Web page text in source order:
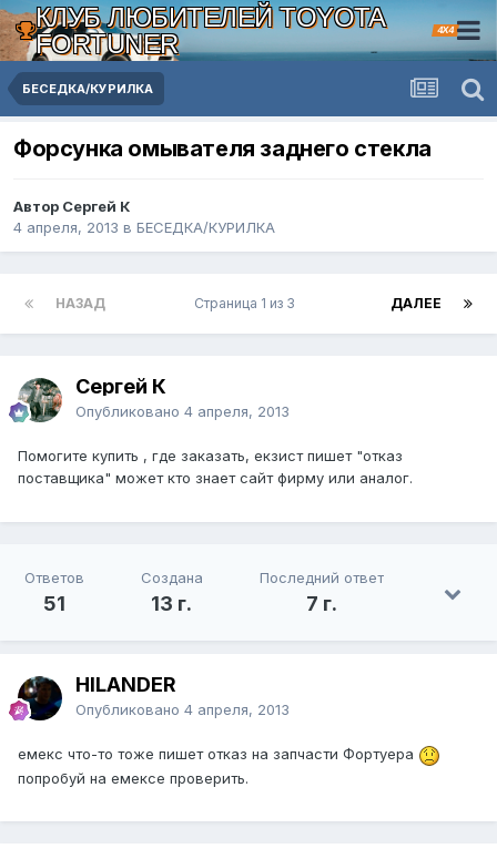
КЛУБ ЛЮБИТЕЛЕЙ TOYOTA
FORTUNER
4X4
БЕСЕДКА/КУРИЛКА
Форсунка омывателя заднего стекла
Автор Сергей К
4 апреля, 2013 в БЕСЕДКА/КУРИЛКА
НАЗАД ДАЛЕЕ
Страница 1 из 3
Сергей К
Опубликовано 4 апреля, 2013
Помогите купить , где заказать, екзист пишет "отказ
поставщика" может кто знает сайт фирму или аналог.
Ответов
51
Создана
13 г.
Последний ответ
7 г.
HILANDER
Опубликовано 4 апреля, 2013
емекс что-то тоже пишет отказ на запчасти Фортуера
попробуй на емексе проверить.